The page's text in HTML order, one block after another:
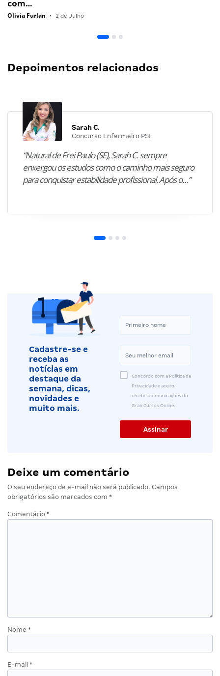
com…
Olivia Furlan • 2 de Julho
Depoimentos relacionados
Sarah C.
Concurso Enfermeiro PSF
“Natural de Frei Paulo (SE), Sarah C. sempre
enxergou os estudos como o caminho mais seguro
para conquistar estabilidade profissional. Após o…”
Cadastre-se e
receba as
notícias em
destaque da
semana, dicas,
novidades e
muito mais.
Concordo com a Política de
Privacidade e aceito
receber comunicações do
Gran Cursos Online.
Deixe um comentário
O seu endereço de e-mail não será publicado. Campos
obrigatórios são marcados com *
Comentário *
Nome *
E-mail *